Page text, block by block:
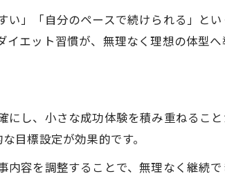
」「自分のペースで続けられる」と
エット習慣が、無理なく理想の体型へ
し、小さな成功体験を積み重ねるこ
目標設定が効果的です。
容を調整することで、無理なく継続